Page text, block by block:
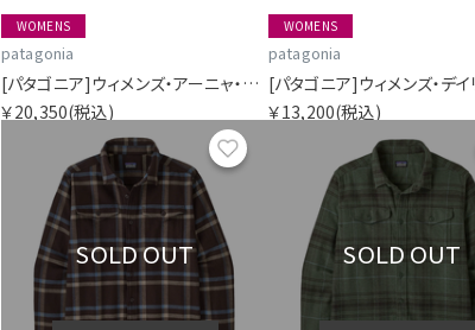
WOMENS
patagonia
[パタゴニア]ウィメンズ・アーニャ・フルジップ・フーディ
￥20,350(税込)
WOMENS
patagonia
￥13,200(税込)
SOLD OUT SOLD OUT